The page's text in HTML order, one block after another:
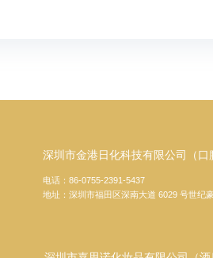
深圳市金港日化科技有限公司（口
电话：86-0755-2391-5437
地址：深圳市福田区深南大道 6029 号世纪